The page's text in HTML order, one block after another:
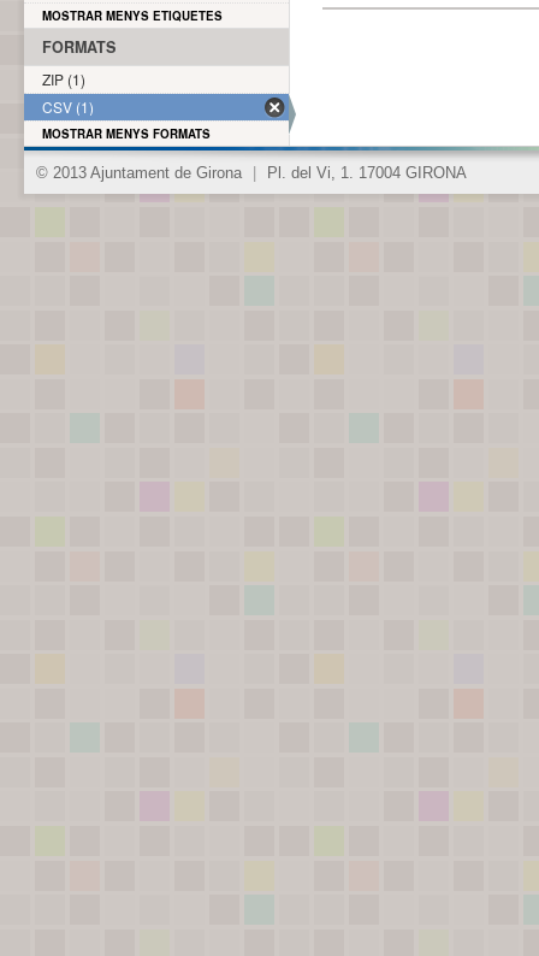
MOSTRAR MENYS ETIQUETES
FORMATS
ZIP (1)
CSV (1)
MOSTRAR MENYS FORMATS
© 2013 Ajuntament de Girona Pl. del Vi, 1. 17004 GIRONA